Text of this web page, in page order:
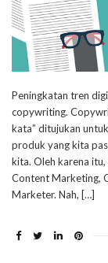
Peningkatan tren
copywriting.
kata” ditujukan
produk yang kita
kita. Oleh karena
Content Marketing,
Marketer. Nah, […]